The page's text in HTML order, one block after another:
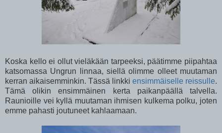
Koska kello ei ollut vieläkään tarpeeksi, päätimme piipahtaa
katsomassa Ungrun linnaa, siellä olimme olleet muutaman
kerran aikaisemminkin. Tässä linkki ensimmäiselle reissulle.
Tämä olikin ensimmäinen kerta paikanpäällä talvella.
Raunioille vei kyllä muutaman ihmisen kulkema polku, joten
emme pahasti joutuneet kahlaamaan.